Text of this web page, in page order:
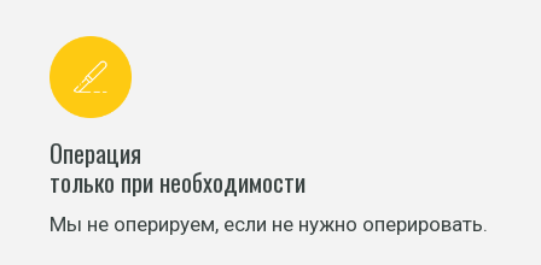
Операция
только при необходимости
Мы не оперируем, если не нужно оперировать.